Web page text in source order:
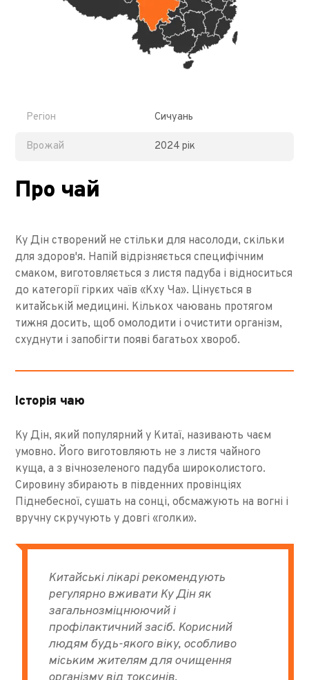
Регіон Сичуань
Врожай 2024 рік
Про чай
Ку Дін створений не стільки для насолоди, скільки
для здоров'я. Напій відрізняється специфічним
смаком, виготовляється з листя падуба і відноситься
до категорії гірких чаїв «Кху Ча». Цінується в
китайській медицині. Кількох чаювань протягом
тижня досить, щоб омолодити і очистити організм,
схуднути і запобігти появі багатьох хвороб.
Історія чаю
Ку Дін, який популярний у Китаї, називають чаєм
умовно. Його виготовляють не з листя чайного
куща, а з вічнозеленого падуба широколистого.
Сировину збирають в південних провінціях
Піднебесної, сушать на сонці, обсмажують на вогні і
вручну скручують у довгі «голки».
Китайські лікарі рекомендують
регулярно вживати Ку Дін як
загальнозміцнюючий і
профілактичний засіб. Корисний
людям будь-якого віку, особливо
міським жителям для очищення